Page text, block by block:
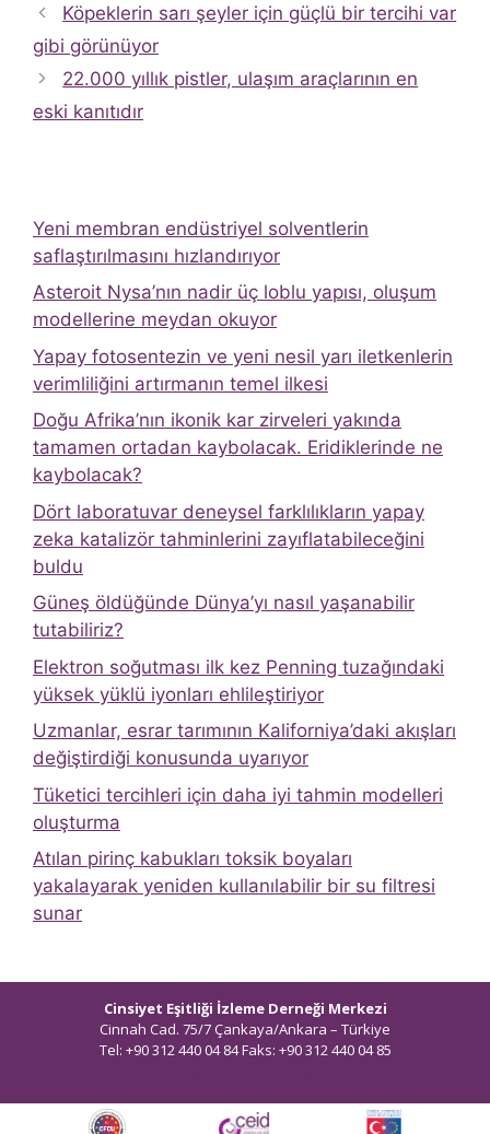
Köpeklerin sarı şeyler için güçlü bir tercihi var
gibi görünüyor
22.000 yıllık pistler, ulaşım araçlarının en
eski kanıtıdır
Yeni membran endüstriyel solventlerin
saflaştırılmasını hızlandırıyor
Asteroit Nysa’nın nadir üç loblu yapısı, oluşum
modellerine meydan okuyor
Yapay fotosentezin ve yeni nesil yarı iletkenlerin
verimliliğini artırmanın temel ilkesi
Doğu Afrika’nın ikonik kar zirveleri yakında
tamamen ortadan kaybolacak. Eridiklerinde ne
kaybolacak?
Dört laboratuvar deneysel farklılıkların yapay
zeka katalizör tahminlerini zayıflatabileceğini
buldu
Güneş öldüğünde Dünya’yı nasıl yaşanabilir
tutabiliriz?
Elektron soğutması ilk kez Penning tuzağındaki
yüksek yüklü iyonları ehlileştiriyor
Uzmanlar, esrar tarımının Kaliforniya’daki akışları
değiştirdiği konusunda uyarıyor
Tüketici tercihleri ​​için daha iyi tahmin modelleri
oluşturma
Atılan pirinç kabukları toksik boyaları
yakalayarak yeniden kullanılabilir bir su filtresi
sunar
Cinsiyet Eşitliği İzleme Derneği Merkezi
Cinnah Cad. 75/7 Çankaya/Ankara – Türkiye
Tel: +90 312 440 04 84 Faks: +90 312 440 04 85